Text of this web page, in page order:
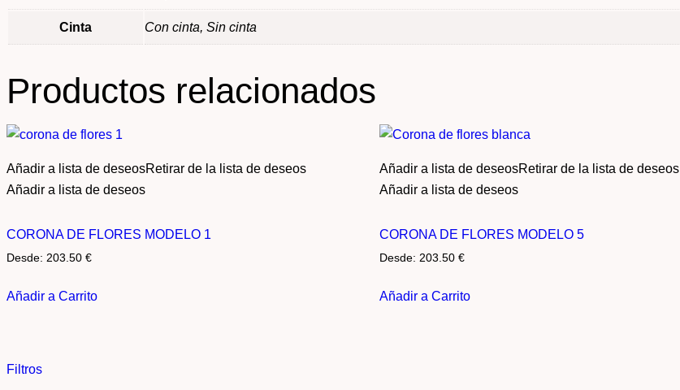
Cinta Con cinta, Sin cinta
Productos relacionados
Añadir a lista de deseosRetirar de la lista de deseos
Añadir a lista de deseos
CORONA DE FLORES MODELO 1
Desde: 203.50 €
Añadir a Carrito
Añadir a lista de deseosRetirar de la lista de deseos
Añadir a lista de deseos
CORONA DE FLORES MODELO 5
Desde: 203.50 €
Añadir a Carrito
Filtros